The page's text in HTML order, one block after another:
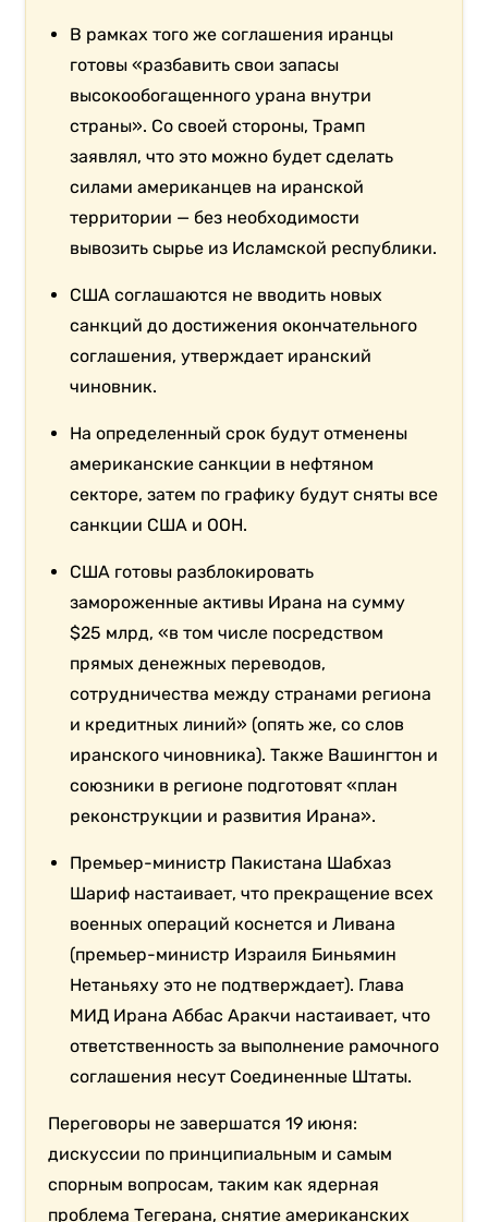
В рамках того же соглашения иранцы
готовы «разбавить свои запасы
высокообогащенного урана внутри
страны». Со своей стороны, Трамп
заявлял, что это можно будет сделать
силами американцев на иранской
территории — без необходимости
вывозить сырье из Исламской республики.
США соглашаются не вводить новых
санкций до достижения окончательного
соглашения, утверждает иранский
чиновник.
На определенный срок будут отменены
американские санкции в нефтяном
секторе, затем по графику будут сняты все
санкции США и ООН.
США готовы разблокировать
замороженные активы Ирана на сумму
$25 млрд, «в том числе посредством
прямых денежных переводов,
сотрудничества между странами региона
и кредитных линий» (опять же, со слов
иранского чиновника). Также Вашингтон и
союзники в регионе подготовят «план
реконструкции и развития Ирана».
Премьер-министр Пакистана Шабхаз
Шариф настаивает, что прекращение всех
военных операций коснется и Ливана
(премьер-министр Израиля Биньямин
Нетаньяху это не подтверждает). Глава
МИД Ирана Аббас Аракчи настаивает, что
ответственность за выполнение рамочного
соглашения несут Соединенные Штаты.
Переговоры не завершатся 19 июня:
дискуссии по принципиальным и самым
спорным вопросам, таким как ядерная
проблема Тегерана, снятие американских